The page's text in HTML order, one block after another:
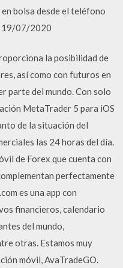
bolsa desde el teléfono
19/07/2020
la posibilidad de
así como con futuros en
parte del mundo. Con solo
MetaTrader 5 para iOS
de la situación del
las 24 horas del día.
de Forex que cuenta con
perfectamente
es una app con
financieros, calendario
del mundo,
otras. Estamos muy
móvil, AvaTradeGO.